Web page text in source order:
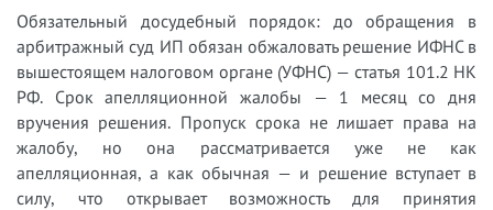
Обязательный досудебный порядок: до обращения в
арбитражный суд ИП обязан обжаловать решение ИФНС в
вышестоящем налоговом органе (УФНС) — статья 101.2 НК
РФ. Срок апелляционной жалобы — 1 месяц со дня
вручения решения. Пропуск срока не лишает права на
жалобу, но она рассматривается уже не как
апелляционная, а как обычная — и решение вступает в
силу, что открывает возможность для принятия